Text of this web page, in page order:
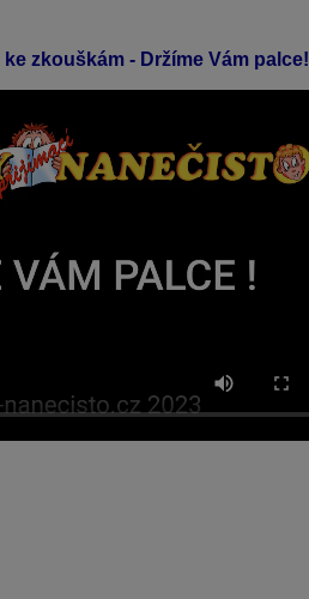
zkouškám - Držíme Vám palce!